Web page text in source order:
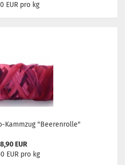
EUR pro kg
Kammzug "Beerenrolle"
8,90 EUR
EUR pro kg